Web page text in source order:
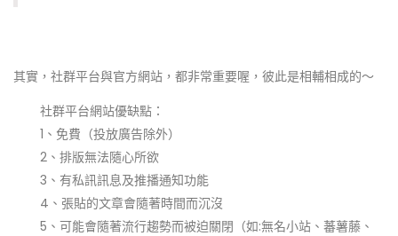
其實，社群平台與官方網站，都非常重要喔，彼此是相輔相成的～
社群平台網站優缺點：
1、免費（投放廣告除外）
2、排版無法隨心所欲
3、有私訊訊息及推播通知功能
4、張貼的文章會隨著時間而沉沒
5、可能會隨著流行趨勢而被迫關閉（如:無名小站、蕃薯藤、